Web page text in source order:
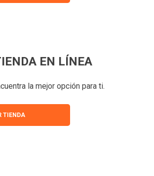
EN LÍNEA
la mejor opción para ti.
TIENDA